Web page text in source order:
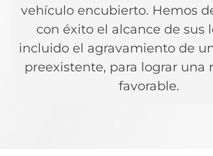
vehículo encubierto. Hemos
con éxito el alcance de sus
incluido el agravamiento de
preexistente, para lograr una
favorable.